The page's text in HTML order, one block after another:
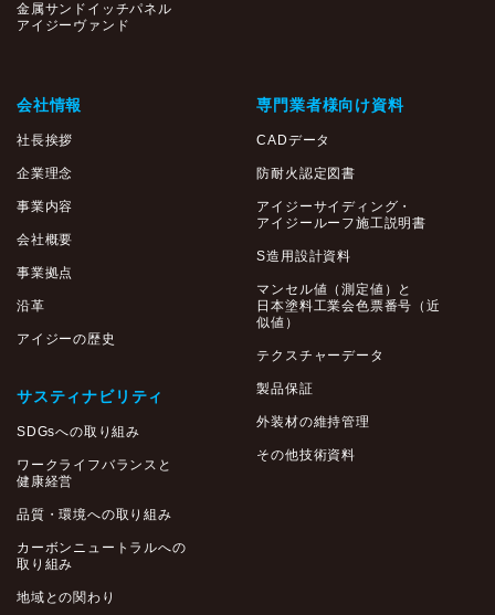
金属サンドイッチパネル
アイジーヴァンド
会社情報
社長挨拶
企業理念
事業内容
会社概要
事業拠点
沿革
アイジーの歴史
サスティナビリティ
SDGsへの取り組み
ワークライフバランスと
健康経営
品質・環境への取り組み
カーボンニュートラルへの
取り組み
地域との関わり
専門業者様向け資料
CADデータ
防耐火認定図書
アイジーサイディング・
アイジールーフ施工説明書
S造用設計資料
マンセル値（測定値）と
日本塗料工業会色票番号（近
似値）
テクスチャーデータ
製品保証
外装材の維持管理
その他技術資料